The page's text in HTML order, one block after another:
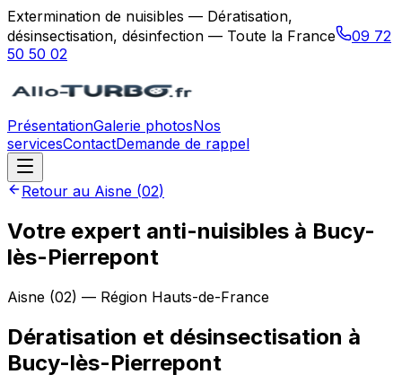
Extermination de nuisibles — Dératisation,
désinsectisation, désinfection — Toute la France
09 72
50 50 02
PrésentationGalerie photosNos
servicesContactDemande de rappel
Retour au Aisne (02)
Votre expert anti-nuisibles à Bucy-
lès-Pierrepont
Aisne (02) — Région Hauts-de-France
Dératisation et désinsectisation à
Bucy-lès-Pierrepont